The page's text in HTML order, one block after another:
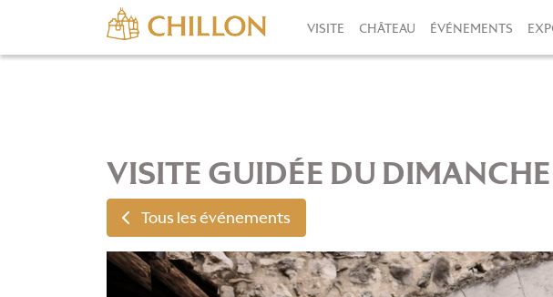
VISITE CHÂTEAU ÉVÉNEMENTS
VISITE GUIDÉE DU DIMANCHE
Tous les événements